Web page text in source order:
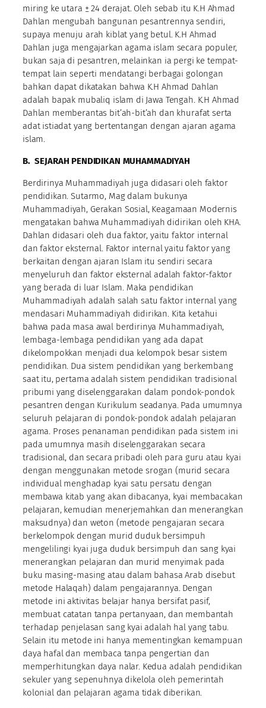
miring ke utara ± 24 derajat. Oleh sebab itu K.H Ahmad
Dahlan mengubah bangunan pesantrennya sendiri,
supaya menuju arah kiblat yang betul. K.H Ahmad
Dahlan juga mengajarkan agama islam secara populer,
bukan saja di pesantren, melainkan ia pergi ke tempat-
tempat lain seperti mendatangi berbagai golongan
bahkan dapat dikatakan bahwa K.H Ahmad Dahlan
adalah bapak mubaliq islam di Jawa Tengah. K.H Ahmad
Dahlan memberantas bit’ah-bit’ah dan khurafat serta
adat istiadat yang bertentangan dengan ajaran agama
islam.
B.SEJARAH PENDIDIKAN MUHAMMADIYAH
Berdirinya Muhammadiyah juga didasari oleh faktor
pendidikan. Sutarmo, Mag dalam bukunya
Muhammadiyah, Gerakan Sosial, Keagamaan Modernis
mengatakan bahwa Muhammadiyah didirikan oleh KHA.
Dahlan didasari oleh dua faktor, yaitu faktor internal
dan faktor eksternal. Faktor internal yaitu faktor yang
berkaitan dengan ajaran Islam itu sendiri secara
menyeluruh dan faktor eksternal adalah faktor-faktor
yang berada di luar Islam. Maka pendidikan
Muhammadiyah adalah salah satu faktor internal yang
mendasari Muhammadiyah didirikan. Kita ketahui
bahwa pada masa awal berdirinya Muhammadiyah,
lembaga-lembaga pendidikan yang ada dapat
dikelompokkan menjadi dua kelompok besar sistem
pendidikan. Dua sistem pendidikan yang berkembang
saat itu, pertama adalah sistem pendidikan tradisional
pribumi yang diselenggarakan dalam pondok-pondok
pesantren dengan Kurikulum seadanya. Pada umumnya
seluruh pelajaran di pondok-pondok adalah pelajaran
agama. Proses penanaman pendidikan pada sistem ini
pada umumnya masih diselenggarakan secara
tradisional, dan secara pribadi oleh para guru atau kyai
dengan menggunakan metode srogan (murid secara
individual menghadap kyai satu persatu dengan
membawa kitab yang akan dibacanya, kyai membacakan
pelajaran, kemudian menerjemahkan dan menerangkan
maksudnya) dan weton (metode pengajaran secara
berkelompok dengan murid duduk bersimpuh
mengelilingi kyai juga duduk bersimpuh dan sang kyai
menerangkan pelajaran dan murid menyimak pada
buku masing-masing atau dalam bahasa Arab disebut
metode Halaqah) dalam pengajarannya. Dengan
metode ini aktivitas belajar hanya bersifat pasif,
membuat catatan tanpa pertanyaan, dan membantah
terhadap penjelasan sang kyai adalah hal yang tabu.
Selain itu metode ini hanya mementingkan kemampuan
daya hafal dan membaca tanpa pengertian dan
memperhitungkan daya nalar. Kedua adalah pendidikan
sekuler yang sepenuhnya dikelola oleh pemerintah
kolonial dan pelajaran agama tidak diberikan.